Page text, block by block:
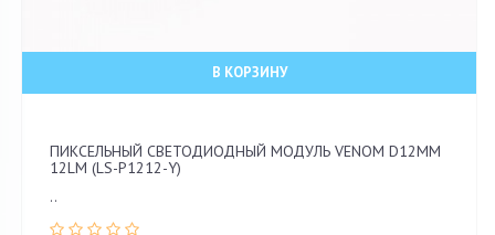
В КОРЗИНУ
ПИКСЕЛЬНЫЙ СВЕТОДИОДНЫЙ МОДУЛЬ VENOM D12ММ
12LM (LS-P1212-Y)
..